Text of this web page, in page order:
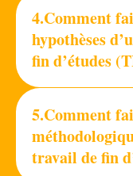
4.Comment
hypothèses
fin d’études
5.Comment
travail de fin